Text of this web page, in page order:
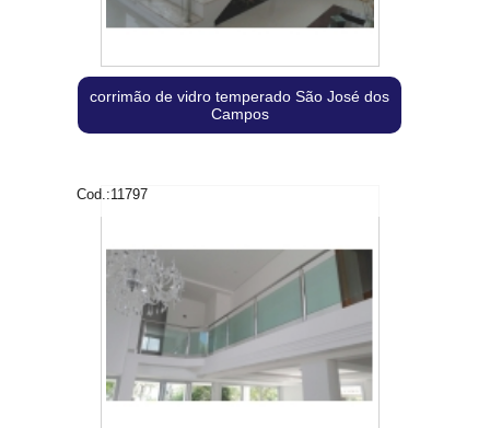
corrimão de vidro temperado São José dos
Campos
Cod.:11797